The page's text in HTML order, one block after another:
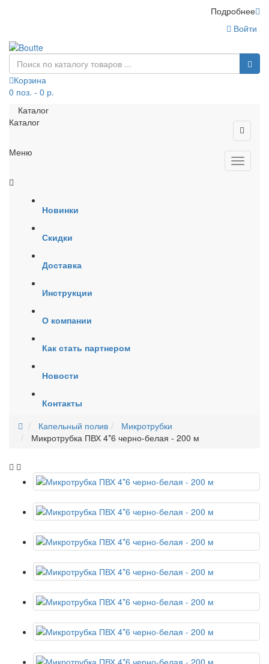
Подробнее
Войти
Корзина
0 поз. - 0 р.
Каталог
Каталог
Меню
Новинки
Скидки
Доставка
Инструкции
О компании
Как стать партнером
Новости
Контакты
Капельный полив
Микротрубки
Микротрубка ПВХ 4*6 черно-белая - 200 м